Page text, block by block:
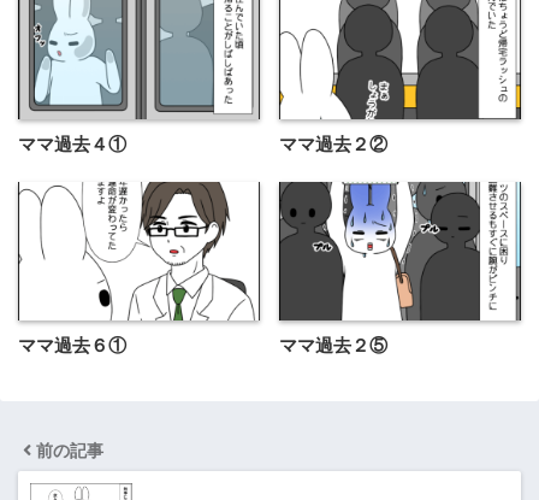
ママ過去４① ママ過去２②
ママ過去６① ママ過去２⑤
前の記事